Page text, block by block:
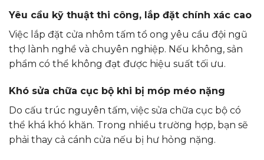
Yêu cầu kỹ thuật thi công, lắp đặt chính xác cao
Việc lắp đặt cửa nhôm tấm tổ ong yêu cầu đội ngũ
thợ lành nghề và chuyên nghiệp. Nếu không, sản
phẩm có thể không đạt được hiệu suất tối ưu.
Khó sửa chữa cục bộ khi bị móp méo nặng
Do cấu trúc nguyên tấm, việc sửa chữa cục bộ có
thể khá khó khăn. Trong nhiều trường hợp, bạn sẽ
phải thay cả cánh cửa nếu bị hư hỏng nặng.